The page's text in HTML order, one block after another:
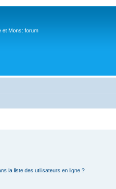
et Mons: forum
la liste des utilisateurs en ligne ?